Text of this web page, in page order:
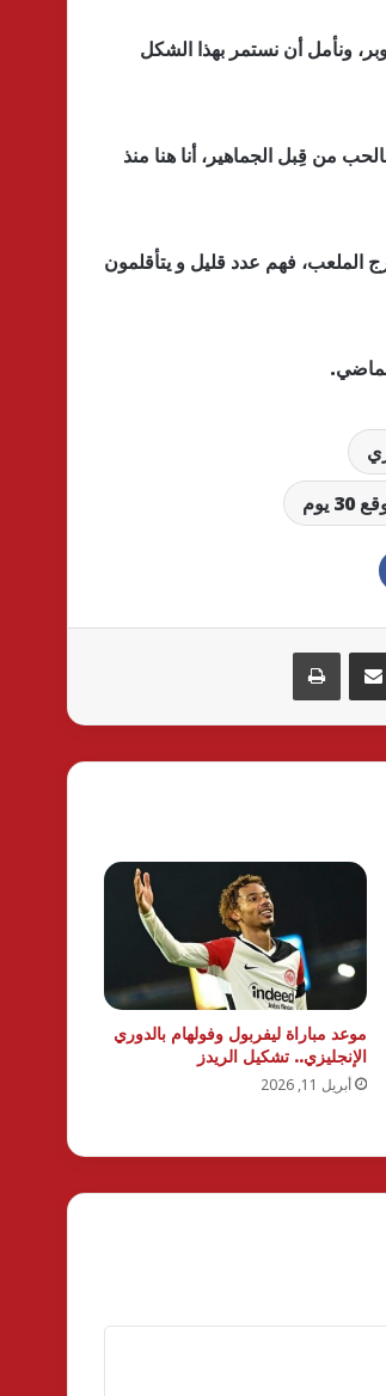
ونأمل أن نستمر بهذا الشكل
من قِبل الجماهير، أنا هنا منذ
الملعب، فهم عدد قليل و يتأقلمون
يوم
مشاركة عبر البريد طباعة
موعد مباراة ليفربول وفولهام بالدوري
الإنجليزي.. تشكيل الريدز
أبريل 11, 2026